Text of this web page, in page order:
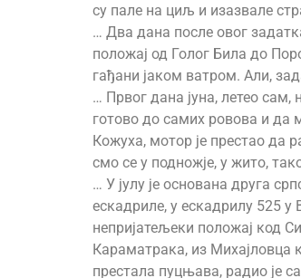
су пале на циљ и изазвале
… Два дана после овог
положај од Голог Била до
гађани јаком ватром. Али,
… Првог дана јуна, летео
готово до самих ровова и да
Кожуха, мотор је престао да
смо се у подножје, у жито,
… У јулу је основана друга
ескадриле, у ескадрилу 525
непријатељеки положај код
Караматрака, из Михајловца
престала пуцњава, радио је